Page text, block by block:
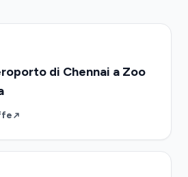
di Chennai a Zoo